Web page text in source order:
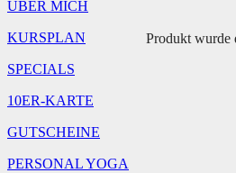
Produkt wurde
ÜBER MICH
KURSPLAN
SPECIALS
10ER-KARTE
GUTSCHEINE
PERSONAL YOGA